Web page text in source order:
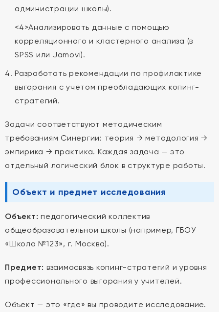
администрации школы).
<4>Анализировать данные с помощью
корреляционного и кластерного анализа (в
SPSS или Jamovi).
Разработать рекомендации по профилактике
выгорания с учётом преобладающих копинг-
стратегий.
Задачи соответствуют методическим
требованиям Синергии: теория → методология →
эмпирика → практика. Каждая задача — это
отдельный логический блок в структуре работы.
Объект и предмет исследования
Объект: педагогический коллектив
общеобразовательной школы (например, ГБОУ
«Школа №123», г. Москва).
Предмет: взаимосвязь копинг-стратегий и уровня
профессионального выгорания у учителей.
Объект — это «где» вы проводите исследование.